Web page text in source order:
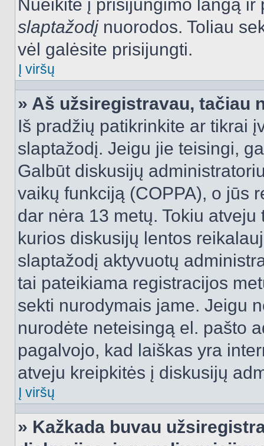
Nueikite į prisijungimo langą
slaptažodįnuorodos. Toliau
vėl galėsite prisijungti.
Į viršų
» Aš užsiregistravau, tačiau
Iš pradžių patikrinkite ar tikrai
slaptažodį. Jeigu jie teisingi,
Galbūt diskusijų
vaikų funkciją (COPPA), o jūs
dar nėra 13 metų. Tokiu
kurios diskusijų lentos
slaptažodį aktyvuotų
tai pateikiama registracijos
sekti nurodymais jame. Jeigu
nurodėte neteisingą el. pašto
pagalvojo, kad laiškas yra
atveju kreipkitės į diskusijų
Į viršų
» Kažkada buvau